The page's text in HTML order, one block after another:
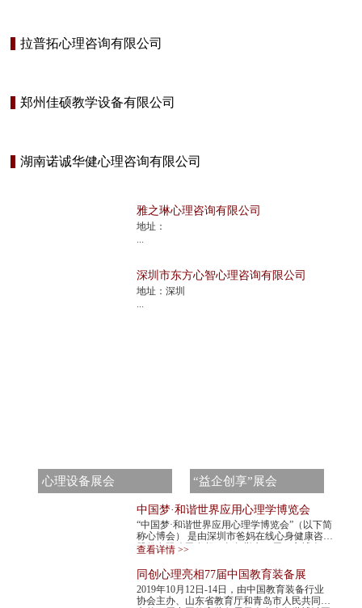
拉普拓心理咨询有限公司
郑州佳硕教学设备有限公司
湖南诺诚华健心理咨询有限公司
雅之琳心理咨询有限公司
地址：
深圳市东方心智心理咨询有限公司
地址：深圳
心理设备展会 “益企创享”展会
中国梦·和谐世界应用心理学博览会
“中国梦·和谐世界应用心理学博览会”（以下简
称心博会） 是由深圳市爸妈在线心身健康咨询
股份有限公司发起，每年举办一届。心博会，
不仅是世界民间组织主办的心理学最高级...
查看详情 >>
同创心理亮相77届中国教育装备展
2019年10月12日-14日，由中国教育装备行业
协会主办、山东省教育厅和青岛市人民共同承